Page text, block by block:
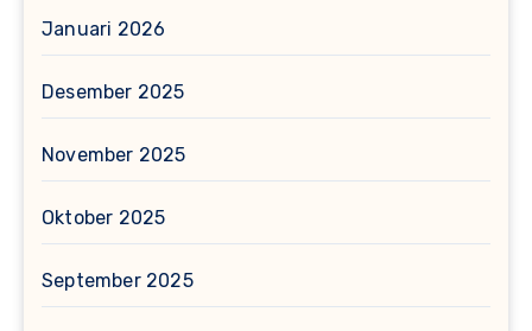
Januari 2026
Desember 2025
November 2025
Oktober 2025
September 2025